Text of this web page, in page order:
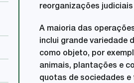
reorganizações
A maioria das
inclui grande variedade
como objeto, por
animais, plantações e
quotas de sociedades